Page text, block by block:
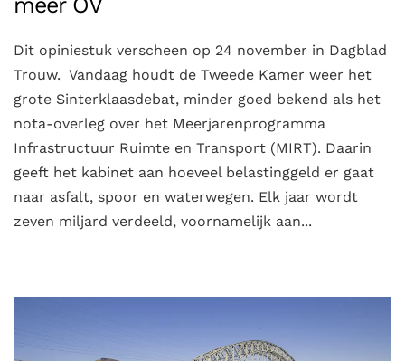
Dit opiniestuk verscheen op 24 november in Dagblad
Trouw. Vandaag houdt de Tweede Kamer weer het
grote Sinterklaasdebat, minder goed bekend als het
nota-overleg over het Meerjarenprogramma
Infrastructuur Ruimte en Transport (MIRT). Daarin
geeft het kabinet aan hoeveel belastinggeld er gaat
naar asfalt, spoor en waterwegen. Elk jaar wordt
zeven miljard verdeeld, voornamelijk aan...